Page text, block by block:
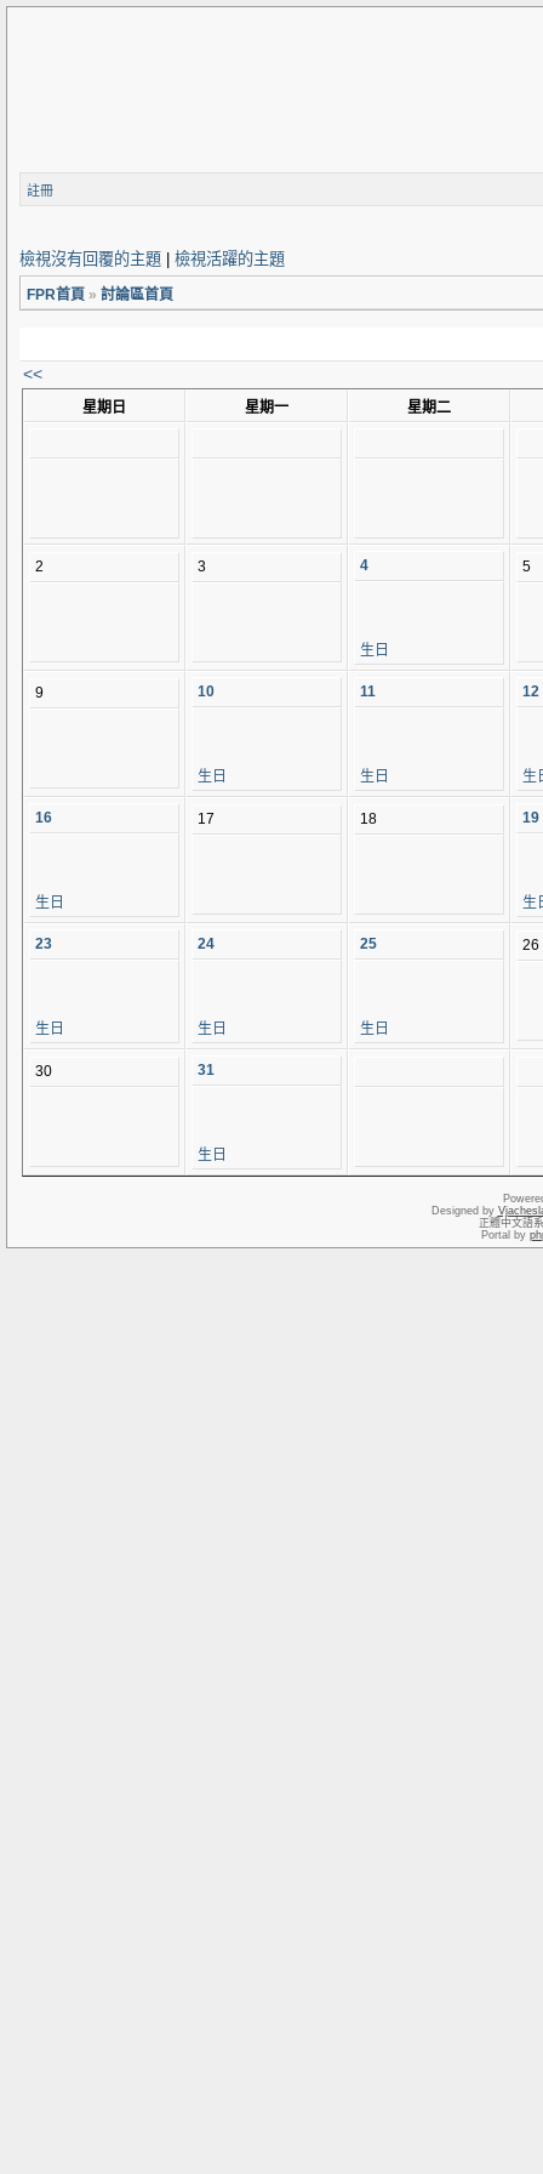
註冊
檢視沒有回覆的主題 檢視活躍的主題
FPR首頁 » 討論區首頁
<<
星期日 星期一 星期二
2 3 4
生日
5
9 10
生日
11
生日
12
生
16
生日
17 18 19
生
23
生日
24
生日
25
生日
26
30 31
生日
Designed by
正體中文語
Portal by